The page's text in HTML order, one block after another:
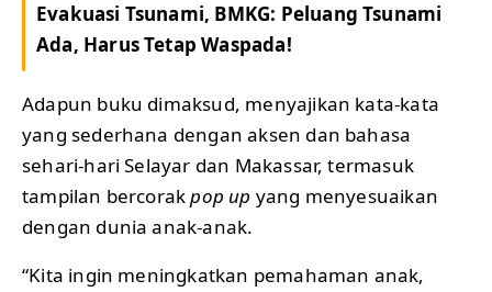
Evakuasi Tsunami, BMKG: Peluang Tsunami
Ada, Harus Tetap Waspada!
Adapun buku dimaksud, menyajikan kata-kata
yang sederhana dengan aksen dan bahasa
sehari-hari Selayar dan Makassar, termasuk
tampilan bercorakpop up yang menyesuaikan
dengan dunia anak-anak.
“Kita ingin meningkatkan pemahaman anak,